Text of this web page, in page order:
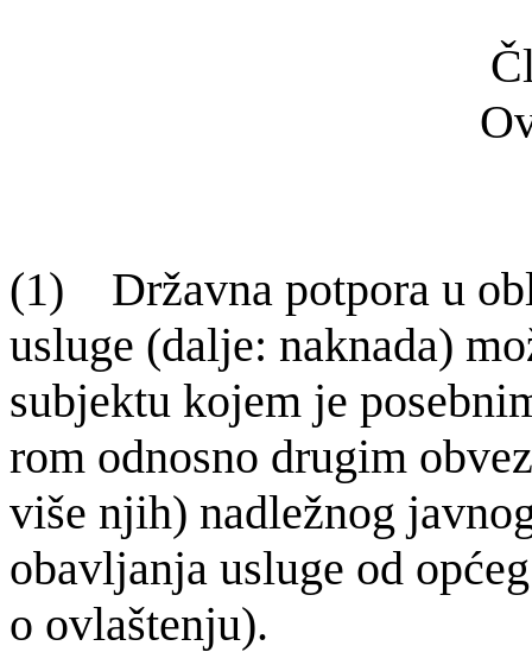
(1) Državna potpora u
usluge (dalje: naknada)
subjektu kojem je
rom odnosno drugim
više njih) nadležnog
obavlja­nja usluge od
o ovlaštenju).